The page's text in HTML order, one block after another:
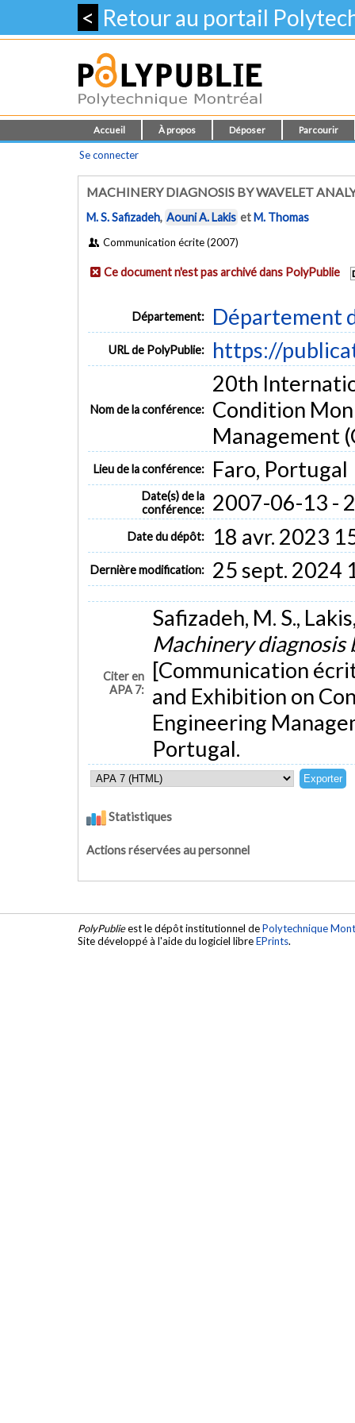
< Retour au portail
Accueil À propos Déposer Parcourir
Se connecter
MACHINERY DIAGNOSIS BY WAVELET
M. S. Safizadeh, Aouni A. Lakis etM. Thomas
Communication écrite (2007)
Ce document n'est pas archivé dans PolyPublie
Département: Département
URL de PolyPublie: https://
Nom de la conférence:
20th
Condition
Management
Lieu de la conférence: Faro, Portugal
Date(s) de la
conférence:
2007-06-13 -
Date du dépôt: 18 avr. 2023
Dernière modification: 25 sept. 2024
Citer en
APA 7:
Safizadeh, M. S.,
Machinery diagnosis
[Communication
and Exhibition on
Engineering
Portugal.
Statistiques
Actions réservées au personnel
PolyPublieest le dépôt institutionnel dePolytechnique
Site développé à l'aide du logiciel libreEPrints.